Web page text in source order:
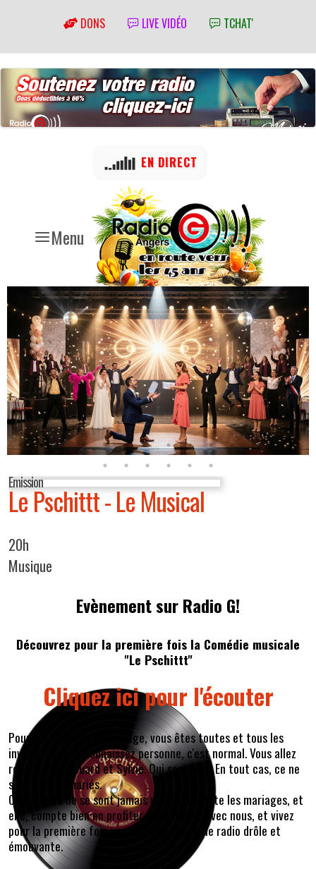
DONS LIVE VIDÉO TCHAT'
Menu
EN DIRECT
Emission
Le Pschittt - Le Musical
20h
Musique
Evènement sur Radio G!
Découvrez pour la première fois la Comédie musicale
"Le Pschittt"
Cliquez ici pour l'écouter
Pour fêter un grand mariage, vous êtes toutes et tous les
invités. Vous ne connaissez personne, c'est normal. Vous allez
rencontrer Édouard et Sylvie. Qui sont-ils ? En tout cas, ce ne
sont pas les mariés.
Ces deux-là ne se sont jamais vus. Lui déteste les mariages, et
elle, compte bien en profiter. Allez, venez avec nous, et vivez
pour la première fois une comédie musicale radio drôle et
émouvante.